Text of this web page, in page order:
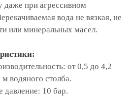
даже при агрессивном
вода не вязкая, не
или минеральных масел.
от 0,5 до 4,2
водяного столба.
давление: 10 бар.